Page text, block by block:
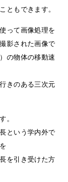
ともできます。
って画像処理を
影された画像で
の物体の移動速
きのある三次元
。
という学内外で
を引き受けた方